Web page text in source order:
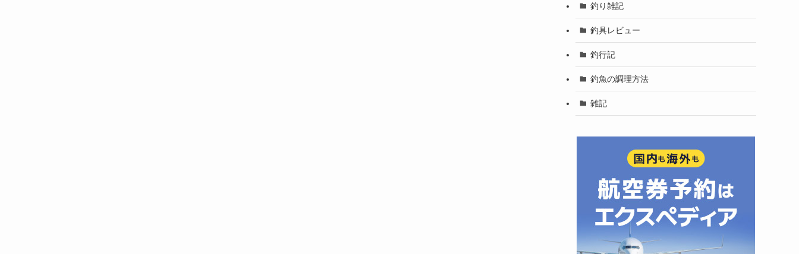
釣り雑記
釣具レビュー
釣行記
釣魚の調理方法
雑記